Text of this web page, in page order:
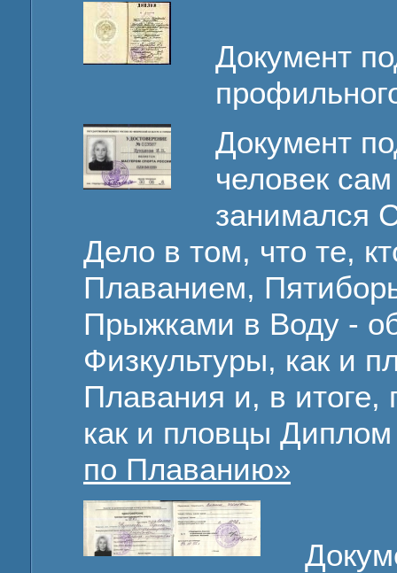
Документ
Документ
человек
занимался
Дело в том, что те,
Плаванием,
Прыжками в Воду -
Физкультуры, как и
Плавания и, в итоге,
как и пловцы
по Плаванию»